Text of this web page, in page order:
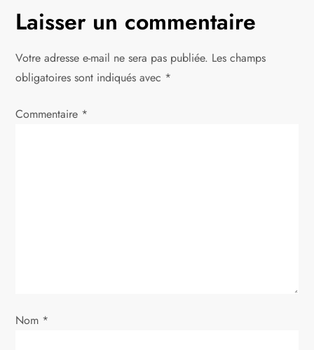
g
a
t
i
’
Laisser un commentaire
Votre adresse e-mail ne sera pas publiée. Les champs
obligatoires sont indiqués avec *
Commentaire *
Nom *